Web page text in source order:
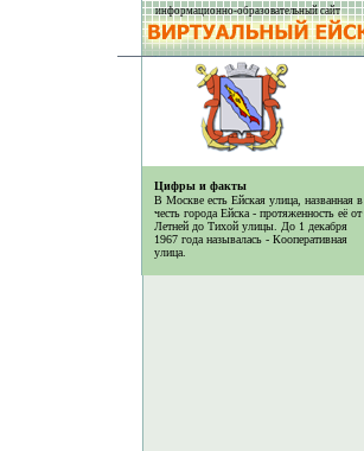
информационно-образовательный сайт
Цифры и факты
В Москве есть Ейская улица, названная в
честь города Ейска - протяженность её от
Летней до Тихой улицы. До 1 декабря
1967 года называлась - Кооперативная
улица.